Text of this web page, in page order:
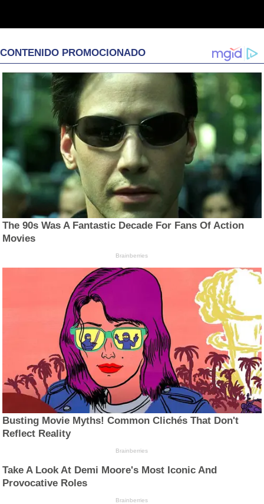
CONTENIDO PROMOCIONADO
The 90s Was A Fantastic Decade For Fans Of Action
Movies
Brainberries
Busting Movie Myths! Common Clichés That Don't
Reflect Reality
Brainberries
Take A Look At Demi Moore's Most Iconic And
Provocative Roles
Brainberries